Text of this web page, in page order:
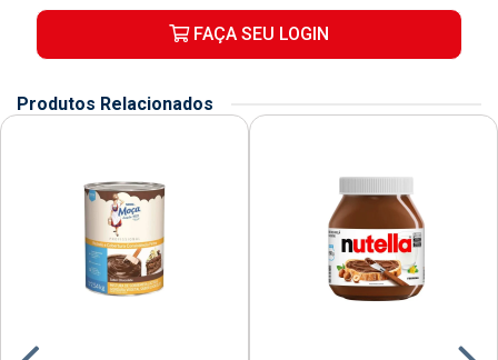
FAÇA SEU LOGIN
Produtos Relacionados